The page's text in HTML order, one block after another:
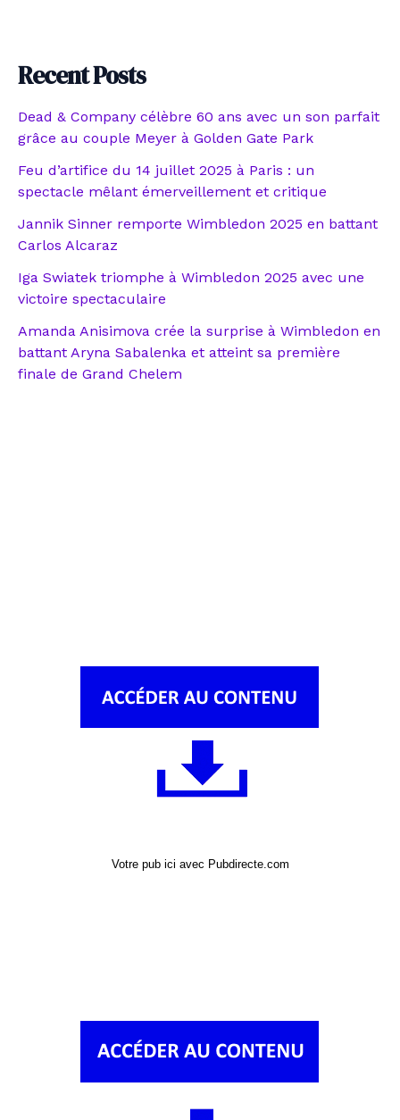
Recent Posts
Dead & Company célèbre 60 ans avec un son parfait
grâce au couple Meyer à Golden Gate Park
Feu d’artifice du 14 juillet 2025 à Paris : un
spectacle mêlant émerveillement et critique
Jannik Sinner remporte Wimbledon 2025 en battant
Carlos Alcaraz
Iga Swiatek triomphe à Wimbledon 2025 avec une
victoire spectaculaire
Amanda Anisimova crée la surprise à Wimbledon en
battant Aryna Sabalenka et atteint sa première
finale de Grand Chelem
Votre pub ici avec Pubdirecte.com